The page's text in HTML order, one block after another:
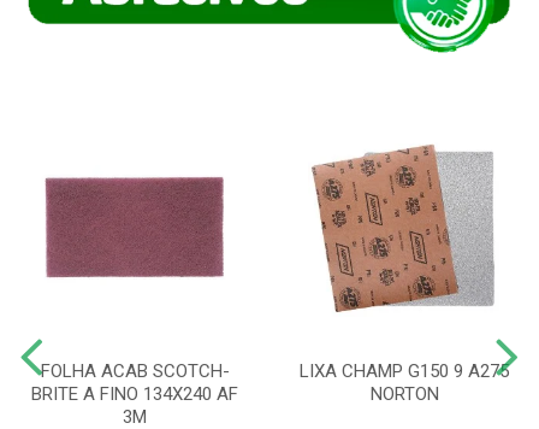
FOLHA ACAB SCOTCH-
BRITE A FINO 134X240 AF
3M
LIXA CHAMP G150 9 A275
NORTON